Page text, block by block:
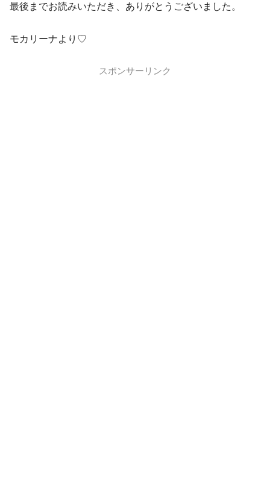
最後までお読みいただき、ありがとうございました。
モカリーナより♡
スポンサーリンク